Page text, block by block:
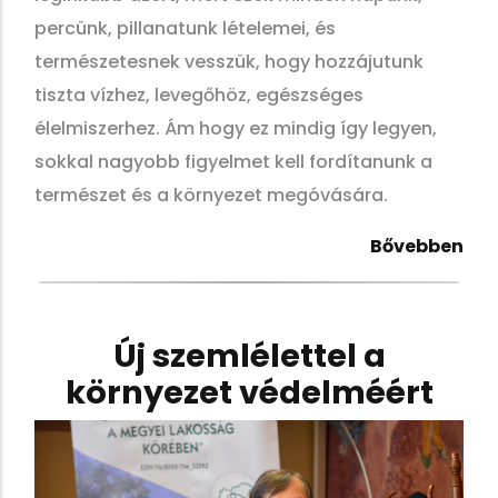
percünk, pillanatunk lételemei, és
természetesnek vesszük, hogy hozzájutunk
tiszta vízhez, levegőhöz, egészséges
élelmiszerhez. Ám hogy ez mindig így legyen,
sokkal nagyobb figyelmet kell fordítanunk a
természet és a környezet megóvására.
Bővebben
Új szemlélettel a
környezet védelméért